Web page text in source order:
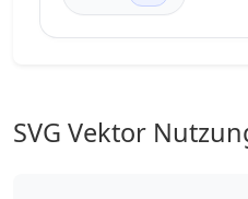
SVG Vektor